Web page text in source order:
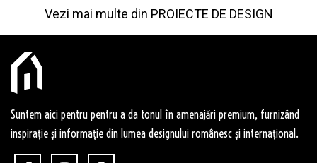
Vezi mai multe din PROIECTE DE DESIGN
Suntem aici pentru pentru a da tonul în amenajări premium, furnizând
inspirație și informație din lumea designului românesc și internațional.